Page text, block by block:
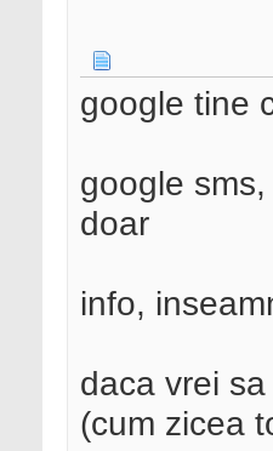
google tine
google
doar
info,
daca vrei
(cum zicea